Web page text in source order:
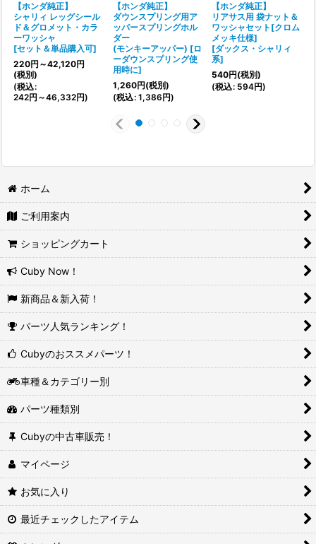
【ホンダ純正】
シャリィ レッグシール
ド＆グロメット・カラ
ーワッシャ
[セット＆単品購入可]
220円 ～42,120円
(税別)
(税込:
242円 ～46,332円)
【ホンダ純正】
ダウンスプリング用ア
ッパースプリングホル
ダー
(モンキーアッパー) [ロ
ーダウンスプリング使
用時に]
1,260円(税別)
(税込: 1,386円)
【ホンダ純正】
リアサス用 袋ナット＆
ワッシャセット[クロム
メッキ仕様]
[ダックス・シャリィ
系]
540円(税別)
(税込: 594円)
ホーム
ご利用案内
ショッピングカート
Cuby Now！
新商品＆新入荷！
パーツ人気ランキング！
Cubyのおススメパーツ！
車種＆カテゴリー別
パーツ種類別
Cubyの中古車販売！
マイページ
お気に入り
最近チェックしたアイテム